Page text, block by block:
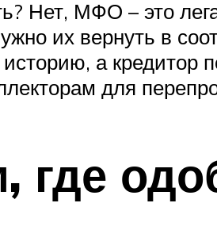
Нет, МФО – это
их вернуть в
а кредитор
для
где